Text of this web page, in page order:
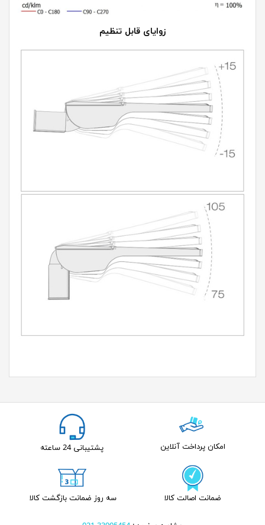
زوایای قابل تنظیم
امکان پرداخت آنلاین پشتیبانی 24 ساعته
ضمانت اصالت کالا سه روز ضمانت بازگشت کالا